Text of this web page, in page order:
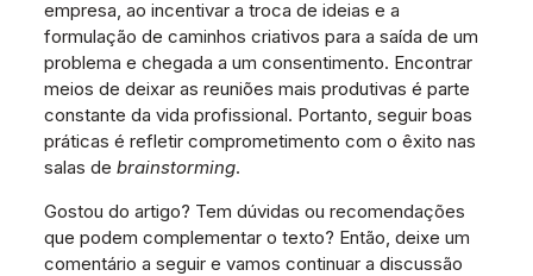
empresa, ao incentivar a troca de ideias e a
formulação de caminhos criativos para a saída de um
problema e chegada a um consentimento. Encontrar
meios de deixar as reuniões mais produtivas é parte
constante da vida profissional. Portanto, seguir boas
práticas é refletir comprometimento com o êxito nas
salas de brainstorming.
Gostou do artigo? Tem dúvidas ou recomendações
que podem complementar o texto? Então, deixe um
comentário a seguir e vamos continuar a discussão